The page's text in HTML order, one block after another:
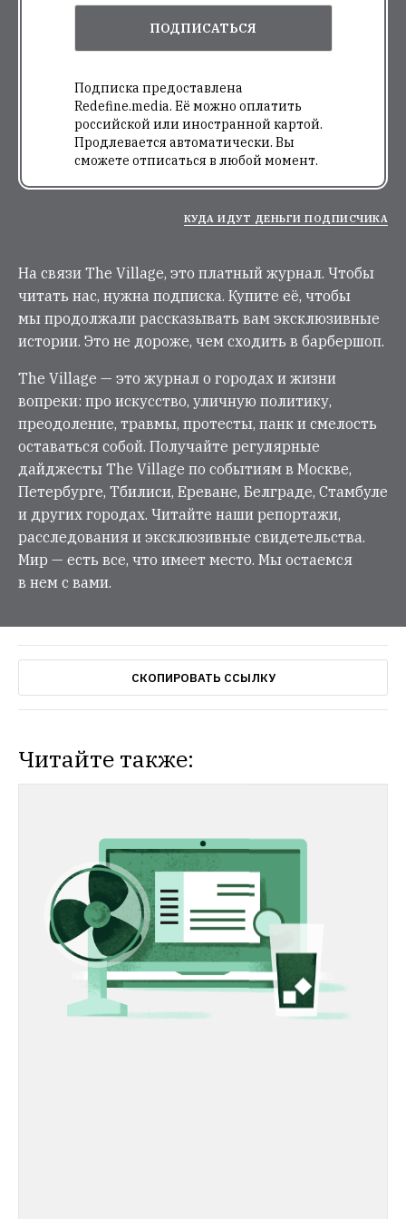
ПОДПИСАТЬСЯ
Подписка предоставлена
Redefine.media. Её можно оплатить
российской или иностранной картой.
Продлевается автоматически. Вы
сможете отписаться в любой момент.
КУДА ИДУТ ДЕНЬГИ ПОДПИСЧИКА
На связи The Village, это платный журнал. Чтобы
читать нас, нужна подписка. Купите её, чтобы
мы продолжали рассказывать вам эксклюзивные
истории. Это не дороже, чем сходить в барбершоп.
The Village — это журнал о городах и жизни
вопреки: про искусство, уличную политику,
преодоление, травмы, протесты, панк и смелость
оставаться собой. Получайте регулярные
дайджесты The Village по событиям в Москве,
Петербурге, Тбилиси, Ереване, Белграде, Стамбуле
и других городах. Читайте наши репортажи,
расследования и эксклюзивные свидетельства.
Мир — есть все, что имеет место. Мы остаемся
в нем с вами.
СКОПИРОВАТЬ ССЫЛКУ
Читайте также: